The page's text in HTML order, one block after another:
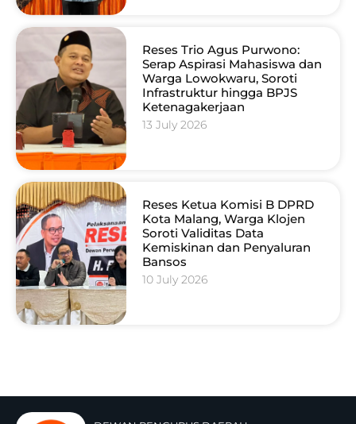
Reses Trio Agus Purwono:
Serap Aspirasi Mahasiswa dan
Warga Lowokwaru, Soroti
Infrastruktur hingga BPJS
Ketenagakerjaan
13 July 2026
Reses Ketua Komisi B DPRD
Kota Malang, Warga Klojen
Soroti Validitas Data
Kemiskinan dan Penyaluran
Bansos
10 July 2026